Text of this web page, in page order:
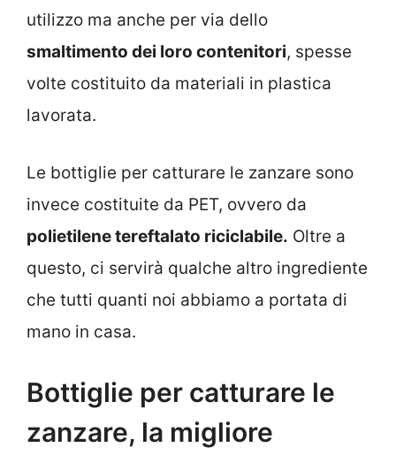
utilizzo ma anche per via dello
smaltimento dei loro contenitori, spesse
volte costituito da materiali in plastica
lavorata.
Le bottiglie per catturare le zanzare sono
invece costituite da PET, ovvero da
polietilene tereftalato riciclabile. Oltre a
questo, ci servirà qualche altro ingrediente
che tutti quanti noi abbiamo a portata di
mano in casa.
Bottiglie per catturare le
zanzare, la migliore